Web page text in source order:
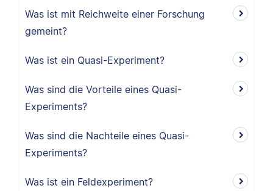
Was ist mit Reichweite einer Forschung
gemeint?
Was ist ein Quasi-Experiment?
Was sind die Vorteile eines Quasi-
Experiments?
Was sind die Nachteile eines Quasi-
Experiments?
Was ist ein Feldexperiment?